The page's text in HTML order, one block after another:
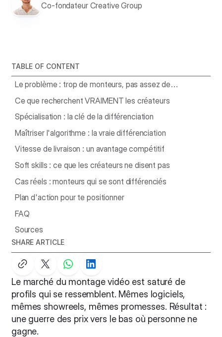
Co-fondateur Creative Group
TABLE OF CONTENT
Le problème : trop de monteurs, pas assez de
différenciation
Ce que recherchent VRAIMENT les créateurs
Spécialisation : la clé de la différenciation
Maîtriser l'algorithme : la vraie différenciation
Vitesse de livraison : un avantage compétitif
Soft skills : ce que les créateurs ne disent pas
Cas réels : monteurs qui se sont différenciés
Plan d'action pour te positionner
FAQ
Sources
SHARE ARTICLE
Le marché du montage vidéo est saturé de
profils qui se ressemblent. Mêmes logiciels,
mêmes showreels, mêmes promesses. Résultat :
une guerre des prix vers le bas où personne ne
gagne.